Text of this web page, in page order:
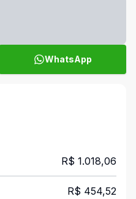
WhatsApp
R$ 1.018,06
R$ 454,52